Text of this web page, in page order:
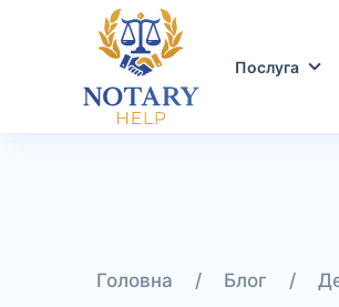
Послуга
/ Блог /